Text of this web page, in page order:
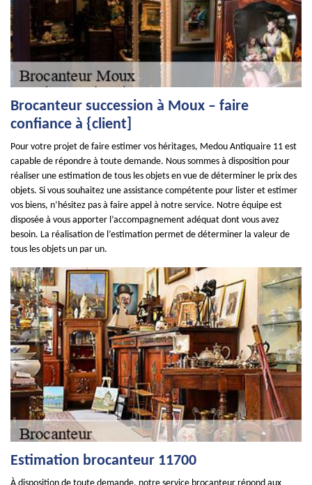
Brocanteur succession à Moux – faire
confiance à {client]
Pour votre projet de faire estimer vos héritages, Medou Antiquaire 11 est
capable de répondre à toute demande. Nous sommes à disposition pour
réaliser une estimation de tous les objets en vue de déterminer le prix des
objets. Si vous souhaitez une assistance compétente pour lister et estimer
vos biens, n’hésitez pas à faire appel à notre service. Notre équipe est
disposée à vous apporter l’accompagnement adéquat dont vous avez
besoin. La réalisation de l’estimation permet de déterminer la valeur de
tous les objets un par un.
Estimation brocanteur 11700